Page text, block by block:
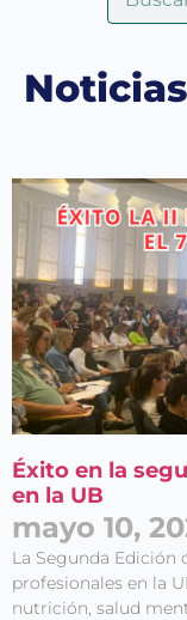
Noticias
Éxito en la
en la UB
mayo 10,
La Segunda Edición
profesionales en la
nutrición, salud